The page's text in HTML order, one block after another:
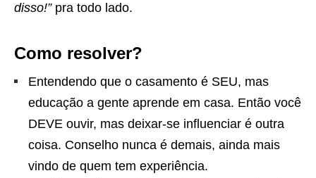
disso!”pra todo lado.
Como resolver?
Entendendo que o casamento é SEU, mas
educação a gente aprende em casa. Então você
DEVE ouvir, mas deixar-se influenciar é outra
coisa. Conselho nunca é demais, ainda mais
vindo de quem tem experiência.